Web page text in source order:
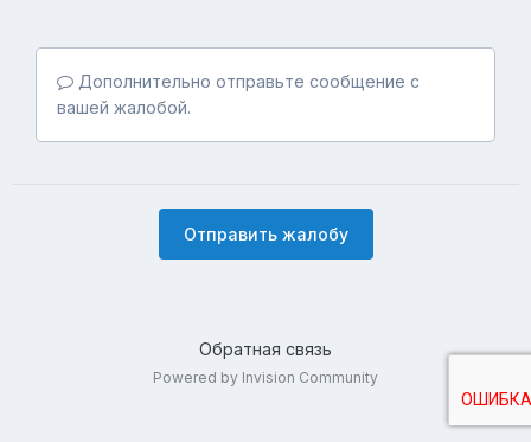
Дополнительно отправьте сообщение с
вашей жалобой.
Отправить жалобу
Обратная связь
Powered by Invision Community